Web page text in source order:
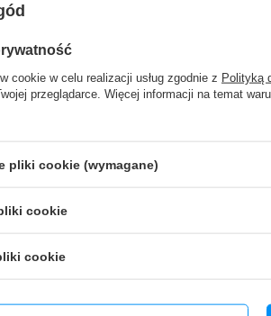
cookie w celu realizacji usług zgodnie z Polityką
przeglądarce. Więcej informacji na temat
pliki cookie (wymagane)
cookie
cookie